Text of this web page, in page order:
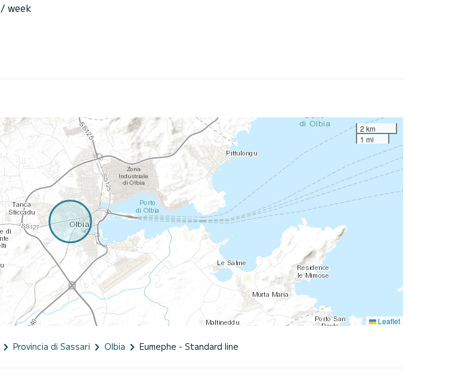
/ week
2 km
1 mi
Leaflet
Provincia di Sassari Olbia Eumephe - Standard line